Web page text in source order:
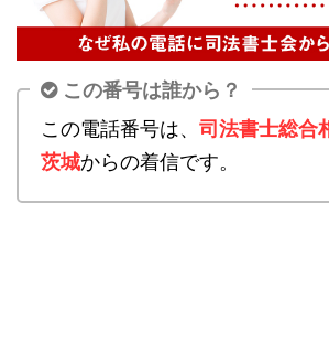
この番号は誰から？
この電話番号は、 司法書士総合
茨城からの着信です。